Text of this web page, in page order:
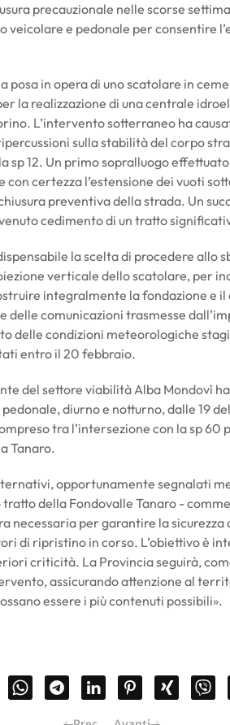
precauzionale nelle scorse
veicolare e pedonale per consentire
posa in opera di uno scatolare in
la realizzazione di una centrale
L’intervento sotterraneo ha
sulla stabilità del corpo
12. Un primo sopralluogo
con certezza l’estensione dei vuoti
preventiva della strada. Un
cedimento di un tratto
la scelta di procedere allo
verticale dello scatolare, per
integralmente la fondazione e il
delle comunicazioni trasmesse
delle condizioni meteorologiche
entro il 20 febbraio.
del settore viabilità Alba Mondovì
diurno e notturno, dalle 19
tra l’intersezione con la sp 60
Tanaro.
opportunamente segnalati
tratto della Fondovalle Tanaro -
necessaria per garantire la
di ripristino in corso. L’obiettivo è
criticità. La Provincia seguirà,
assicurando attenzione al
essere i più contenuti possibili».